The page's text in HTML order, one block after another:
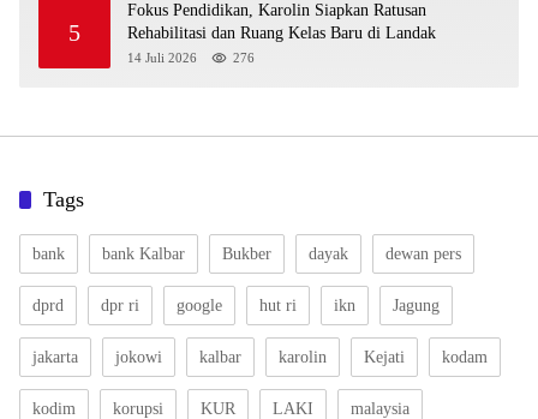
5
Fokus Pendidikan, Karolin Siapkan Ratusan
Rehabilitasi dan Ruang Kelas Baru di Landak
14 Juli 2026 276
Tags
bank bank Kalbar Bukber dayak dewan pers
dprd dpr ri google hut ri ikn Jagung
jakarta jokowi kalbar karolin Kejati kodam
kodim korupsi KUR LAKI malaysia